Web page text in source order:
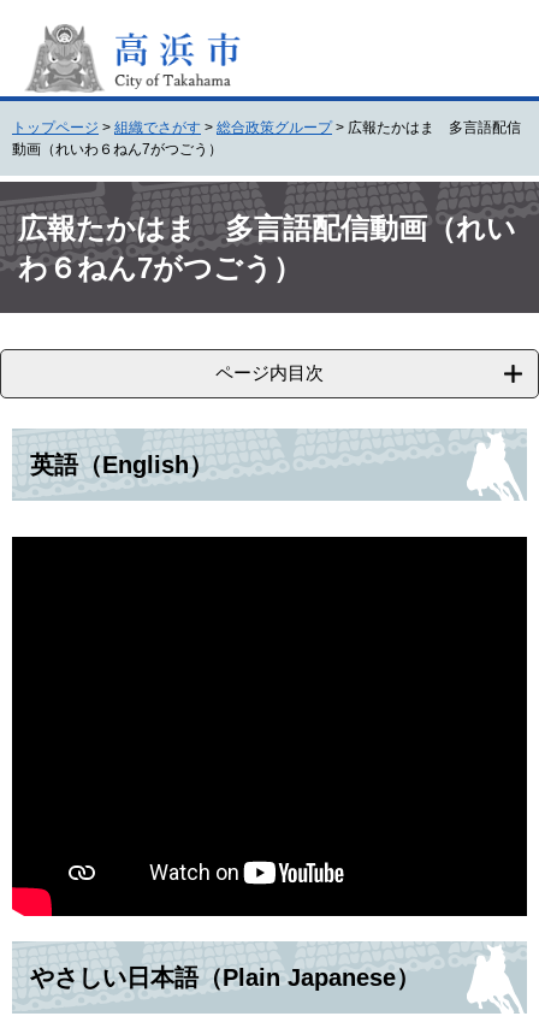
頭
。
飛
て
本
文
トップページ > 組織でさがす > 総合政策グループ > 広報たかはま 多言語配信
動画（れいわ６ねん7がつごう）
文 広報たかはま 多言語配信動画（れい
わ６ねん7がつごう）
ページ内目次
英語（English）
やさしい日本語（Plain Japanese）